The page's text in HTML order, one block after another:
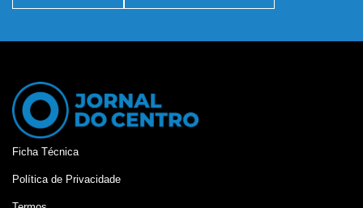
Ficha Técnica
Política de Privacidade